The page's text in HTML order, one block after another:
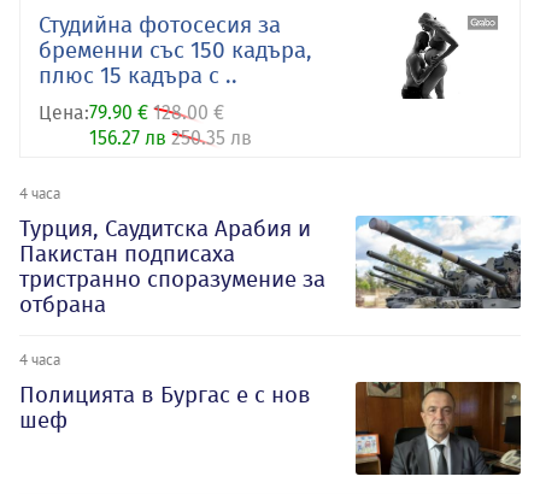
Студийна фотосесия за
бременни със 150 кадъра,
плюс 15 кадъра с ..
Цена:79.90 € 128.00 €
156.27 лв 250.35 лв
4 часа
Турция, Саудитска Арабия и
Пакистан подписаха
тристранно споразумение за
отбрана
4 часа
Полицията в Бургас е с нов
шеф